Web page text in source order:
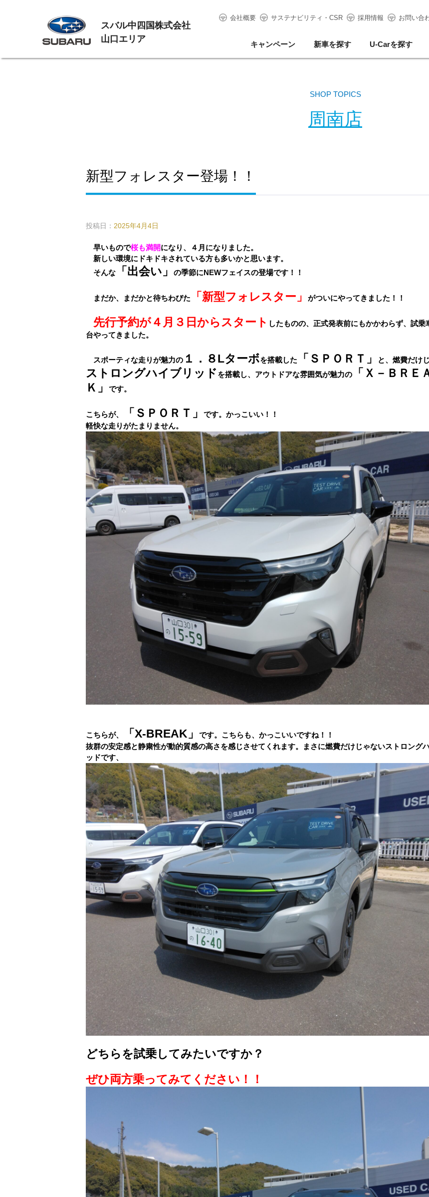
スバル中四国株式会社
山口エリア
会社概要 サステナビリティ・CSR 採用情報 お問い合
キャンペーン 新車を探す U-Carを探す
SHOP TOPICS
周南店
新型フォレスター登場！！
投稿日： 2025年4月4日
早いもので桜も満開になり、４月になりました。
新しい環境にドキドキされている方も多いかと思います。
そんな
「出会い」 の季節にNEWフェイスの登場です！！
まだか、まだかと待ちわびた 「新型フォレスター」 がついにやってきました！！
先行予約が４月３日からスタート したものの、正式発表前にもかかわらず、試乗
台やってきました。
スポーティな走りが魅力の １．８Lターボを搭載した 「ＳＰＯＲＴ」 と、燃費だけ
ストロングハイブリッド を搭載し、アウトドアな雰囲気が魅力の
「Ｘ－ＢＲＥ
Ｋ」
です。
こちらが、 「ＳＰＯＲＴ」
です。かっこいい！！
軽快な走りがたまりません。
こちらが、 「X-BREAK」
です。こちらも、かっこいいですね！！
抜群の安定感と静粛性が動的質感の高さを感じさせてくれます。まさに燃費だけじゃないストロング
ッドです、
どちらを試乗してみたいですか？
ぜひ両方乗ってみてください！！